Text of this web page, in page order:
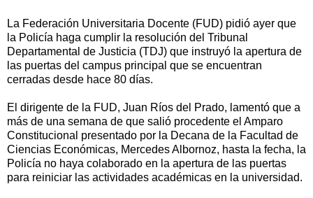
La Federación Universitaria Docente (FUD) pidió ayer que
la Policía haga cumplir la resolución del Tribunal
Departamental de Justicia (TDJ) que instruyó la apertura de
las puertas del campus principal que se encuentran
cerradas desde hace 80 días.
El dirigente de la FUD, Juan Ríos del Prado, lamentó que a
más de una semana de que salió procedente el Amparo
Constitucional presentado por la Decana de la Facultad de
Ciencias Económicas, Mercedes Albornoz, hasta la fecha, la
Policía no haya colaborado en la apertura de las puertas
para reiniciar las actividades académicas en la universidad.